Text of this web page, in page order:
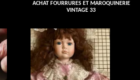
ACHAT FOURRURES ET MAROQUINERIE
VINTAGE 33